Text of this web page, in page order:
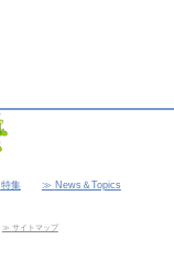
特集
News＆Topics
サイトマップ